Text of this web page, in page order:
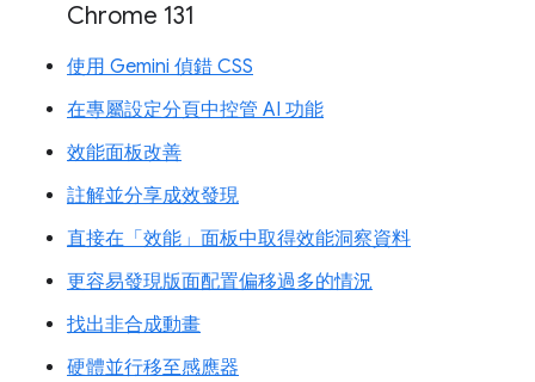
Chrome 131
使用 Gemini 偵錯 CSS
在專屬設定分頁中控管 AI 功能
效能面板改善
註解並分享成效發現
直接在「效能」面板中取得效能洞察資料
更容易發現版面配置偏移過多的情況
找出非合成動畫
硬體並行移至感應器